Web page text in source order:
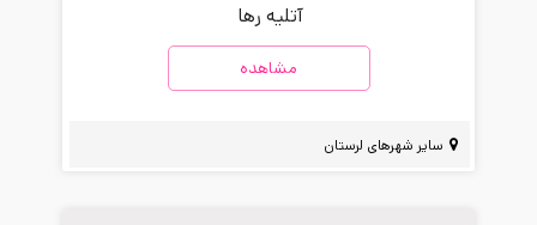
آتلیه رها
مشاهده
سایر شهرهای لرستان